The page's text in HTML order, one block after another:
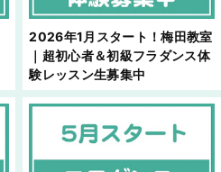
2026年1月スタート！梅田教室
｜超初心者＆初級フラダンス体
験レッスン生募集中